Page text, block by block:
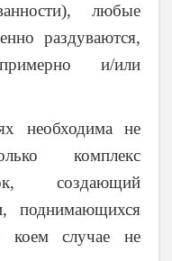
любые
раздуваются,
и/или
необходима не
комплекс
создающий
поднимающихся
случае не